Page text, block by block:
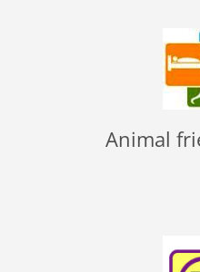
Animal